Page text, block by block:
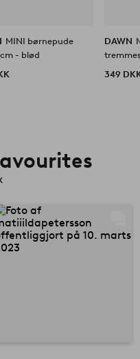
MINI børnepude
- blød
DAWN
349